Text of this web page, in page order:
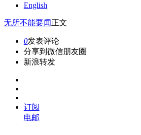
English
无所不能要闻正文
0发表评论
分享到微信朋友圈
新浪转发
订阅
电邮